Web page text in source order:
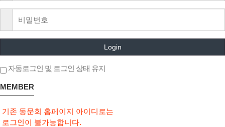
Login
자동로그인 및 로그인 상태 유지
MEMBER
기존 동문회 홈페이지 아이디로는
로그인이 불가능합니다.